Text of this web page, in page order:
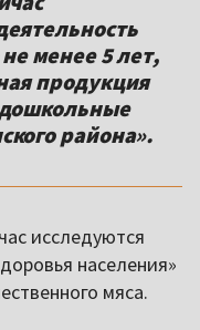
менее 5 лет,
продукция
района».
исследуются
населения»
мяса.